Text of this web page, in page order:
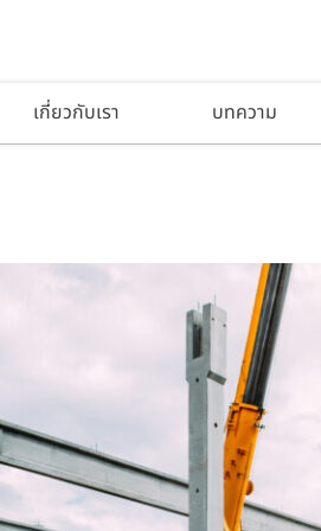
เกี่ยวกับเรา บทความ